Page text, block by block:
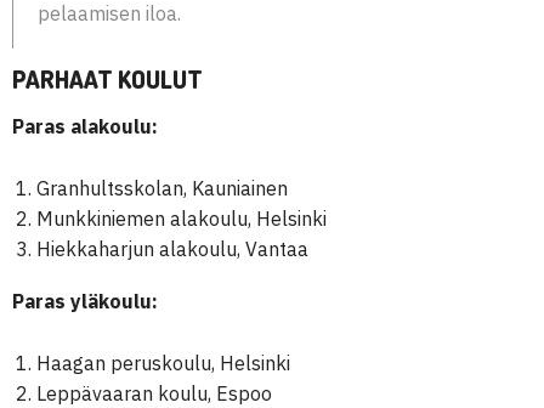
pelaamisen iloa.
PARHAAT KOULUT
Paras alakoulu:
Granhultsskolan, Kauniainen
Munkkiniemen alakoulu, Helsinki
Hiekkaharjun alakoulu, Vantaa
Paras yläkoulu:
Haagan peruskoulu, Helsinki
Leppävaaran koulu, Espoo